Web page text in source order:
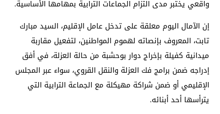
واقعي يختبر مدى التزام الجماعات الترابية بمهامها الأساسية.
إن الآمال اليوم معلقة على تدخل عامل الإقليم، السيد مبارك
تابت، المعروف بإنصاته لهموم المواطنين، لتفعيل مقاربة
ميدانية كفيلة بإخراج دوار بوحشبة من حالة العزلة، في أفق
إدراجه ضمن برامج فك العزلة والنقل القروي، سواء عبر المجلس
الإقليمي أو ضمن شراكة مهيكلة مع الجماعة الترابية التي
يترأسها أحد أبنائه.